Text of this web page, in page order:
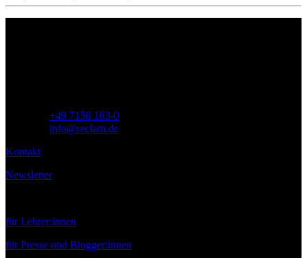
+49 7156 163-0
info@reclam.de
Kontakt
Newsletter
für Lehrer:innen
für Presse und Blogger:innen